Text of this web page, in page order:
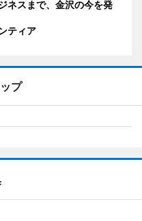
ネスまで、金沢の今を発
ティア
プ